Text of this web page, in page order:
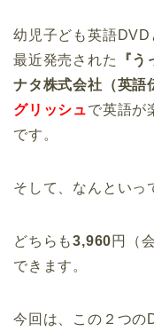
幼児子ども英語DVD
最近発売された
『
ナタ株式会社（英語
グリッシュで英語が
です。
そして、なんといっ
どちらも3,960円（
できます。
今回は、この２つの